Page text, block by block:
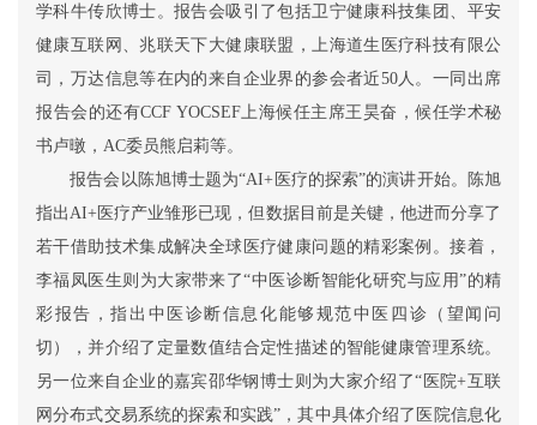
学科牛传欣博士。报告会吸引了包括卫宁健康科技集团、平安
健康互联网、兆联天下大健康联盟，上海道生医疗科技有限公
司，万达信息等在内的来自企业界的参会者近50人。一同出席
报告会的还有CCF YOCSEF上海候任主席王昊奋，候任学术秘
书卢暾，AC委员熊启莉等。
报告会以陈旭博士题为“AI+医疗的探索”的演讲开始。陈旭
指出AI+医疗产业雏形已现，但数据目前是关键，他进而分享了
若干借助技术集成解决全球医疗健康问题的精彩案例。接着，
李福凤医生则为大家带来了“中医诊断智能化研究与应用”的精
彩报告，指出中医诊断信息化能够规范中医四诊（望闻问
切），并介绍了定量数值结合定性描述的智能健康管理系统。
另一位来自企业的嘉宾邵华钢博士则为大家介绍了“医院+互联
网分布式交易系统的探索和实践”，其中具体介绍了医院信息化